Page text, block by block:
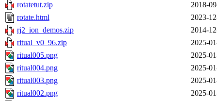
rotatetut.zip
2018-
rotate.html
2023-
rj2_ion_demos.zip
2014-
ritual_v0_96.zip
2025-
ritual005.png
2025-
ritual004.png
2025-
ritual003.png
2025-
ritual002.png
2025-